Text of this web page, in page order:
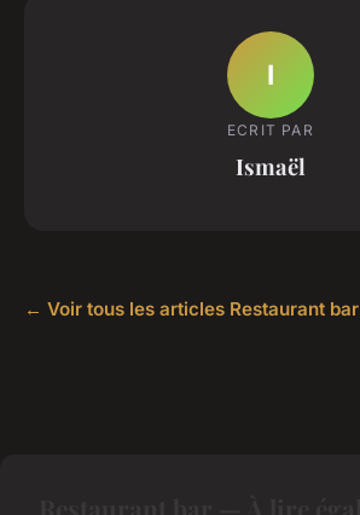
I
ECRIT PAR
Ismaël
← Voir tous les articles Restaurant bar